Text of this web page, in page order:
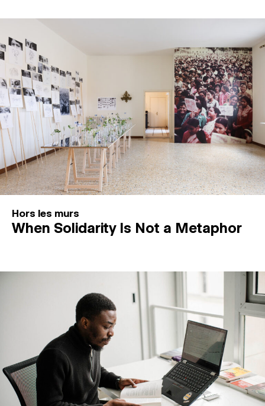
Hors les murs
When Solidarity Is Not a Metaphor